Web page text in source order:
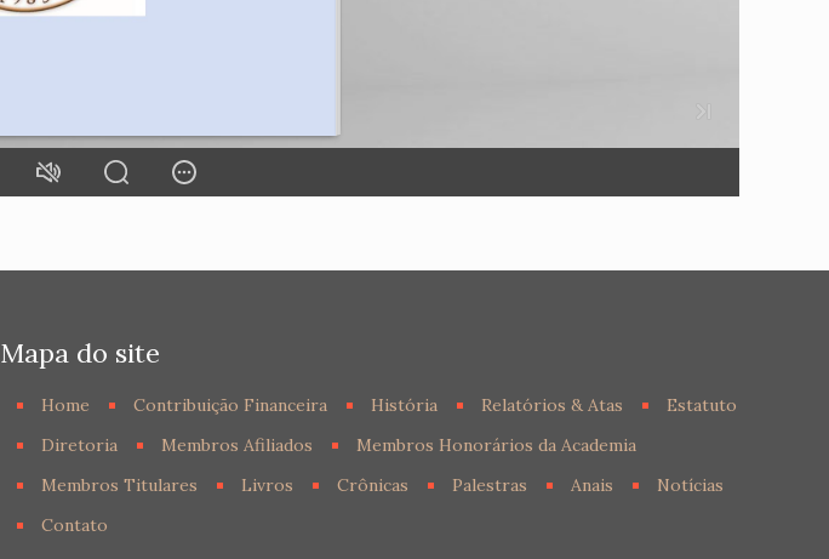
Mapa do site
Home Contribuição Financeira História Relatórios & Atas
Estatuto
Diretoria
Membros Afiliados
Membros Honorários da Academia
Membros Titulares
Livros Crônicas Palestras Anais
Notícias
Contato